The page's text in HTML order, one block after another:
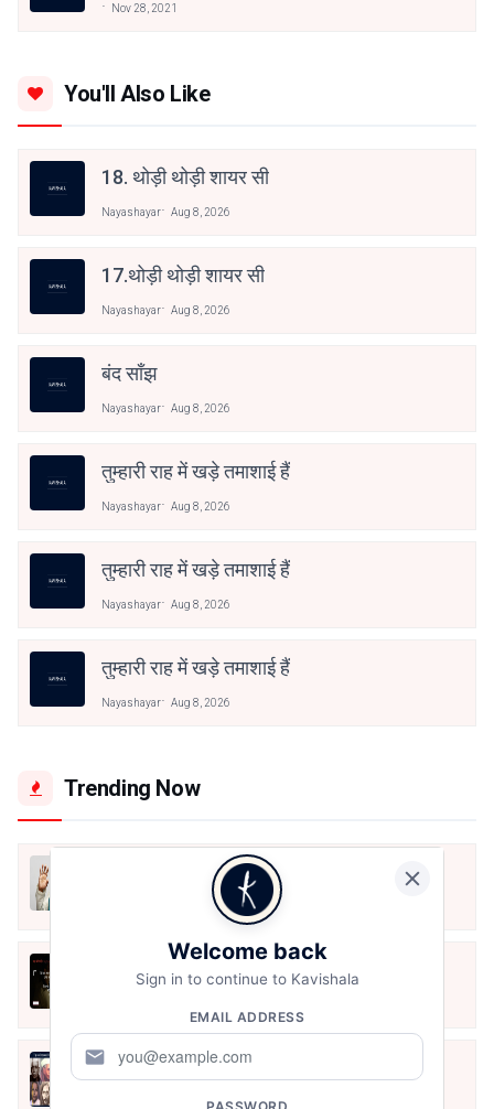
Nov 28, 2021
You'll Also Like
18. थोड़ी थोड़ी शायर सी
Nayashayar Aug 8, 2026
17.थोड़ी थोड़ी शायर सी
Nayashayar Aug 8, 2026
बंद साँझ
Nayashayar Aug 8, 2026
तुम्हारी राह में खड़े तमाशाई हैं
Nayashayar Aug 8, 2026
तुम्हारी राह में खड़े तमाशाई हैं
Nayashayar Aug 8, 2026
तुम्हारी राह में खड़े तमाशाई हैं
Nayashayar Aug 8, 2026
Trending Now
मैं शून्य पे सवार हूँ
अंतिम ऊँचाई - कुँवर नारायण | Stay Home
Stay Safe | TVF's Aspirants
10 Greatest Hindi Poets Of India
Welcome back
Sign in to continue to Kavishala
EMAIL ADDRESS
mail